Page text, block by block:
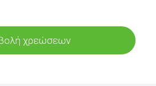
χρεώσεων